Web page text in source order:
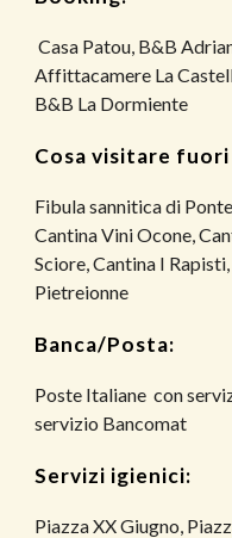
Casa Patou, B&B
Affittacamere La
B&B La Dormiente
Cosa visitare
Fibula sannitica di
Cantina Vini Ocone,
Sciore, Cantina I
Pietreionne
Banca/Posta:
Poste Italiane con
servizio Bancomat
Servizi igienici:
Piazza XX Giugno,